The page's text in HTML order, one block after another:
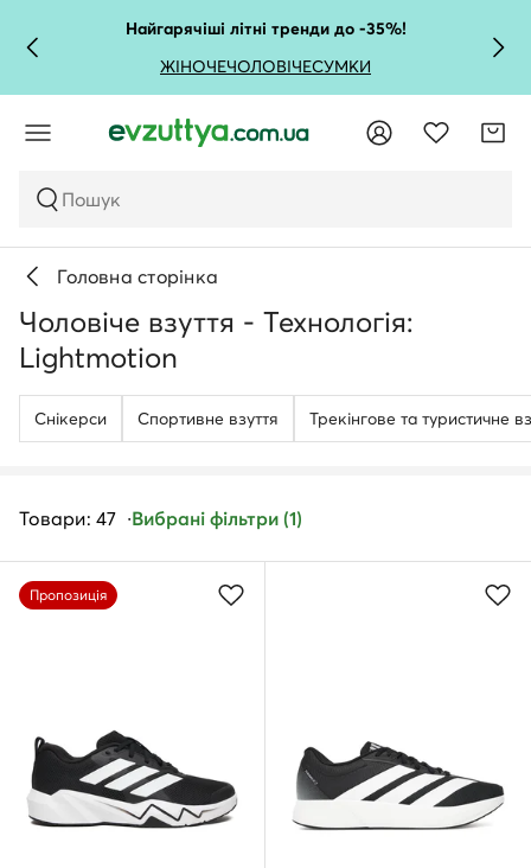
Найгарячіші літні тренди до -35%!
ЖІНОЧЕЧОЛОВІЧЕСУМКИ
Пошук
Головна сторінка
Чоловіче взуття - Технологія:
Lightmotion
Снікерси Спортивне взуття Трекінгове та туристичне
Товари: 47 Вибрані фільтри (1)
Пропозиція